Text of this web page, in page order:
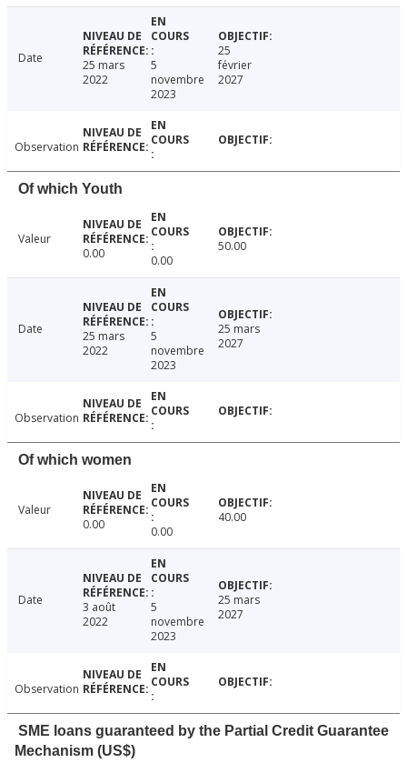
Date
25 mars
2022
5
novembre
2023
25
février
2027
Observation
Of which Youth
Valeur
0.00
0.00
50.00
Date
25 mars
2022
5
novembre
2023
25 mars
2027
Observation
Of which women
Valeur
0.00
0.00
40.00
Date
3 août
2022
5
novembre
2023
25 mars
2027
Observation
SME loans guaranteed by the Partial Credit Guarantee
Mechanism (US$)